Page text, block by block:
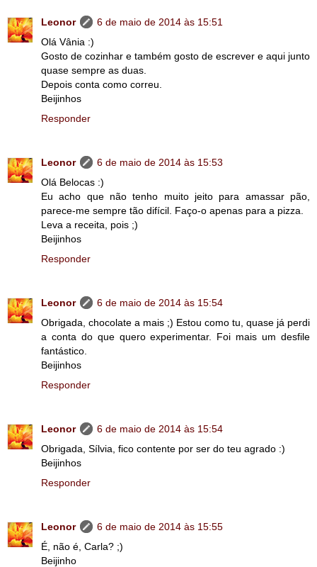
Leonor
6 de maio de 2014 às 15:51
Olá Vânia :)
Gosto de cozinhar e também gosto de escrever e aqui junto
quase sempre as duas.
Depois conta como correu.
Beijinhos
Responder
Leonor
6 de maio de 2014 às 15:53
Olá Belocas :)
Eu acho que não tenho muito jeito para amassar pão,
parece-me sempre tão difícil. Faço-o apenas para a pizza.
Leva a receita, pois ;)
Beijinhos
Responder
Leonor
6 de maio de 2014 às 15:54
Obrigada, chocolate a mais ;) Estou como tu, quase já perdi
a conta do que quero experimentar. Foi mais um desfile
fantástico.
Beijinhos
Responder
Leonor
6 de maio de 2014 às 15:54
Obrigada, Sílvia, fico contente por ser do teu agrado :)
Beijinhos
Responder
Leonor
6 de maio de 2014 às 15:55
É, não é, Carla? ;)
Beijinho